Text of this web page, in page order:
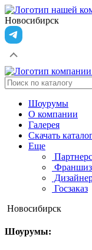
Новосибирск
Шоурумы
О компании
Галерея
Скачать
Еще
Госзаказ
Новосибирск
Шоурумы: